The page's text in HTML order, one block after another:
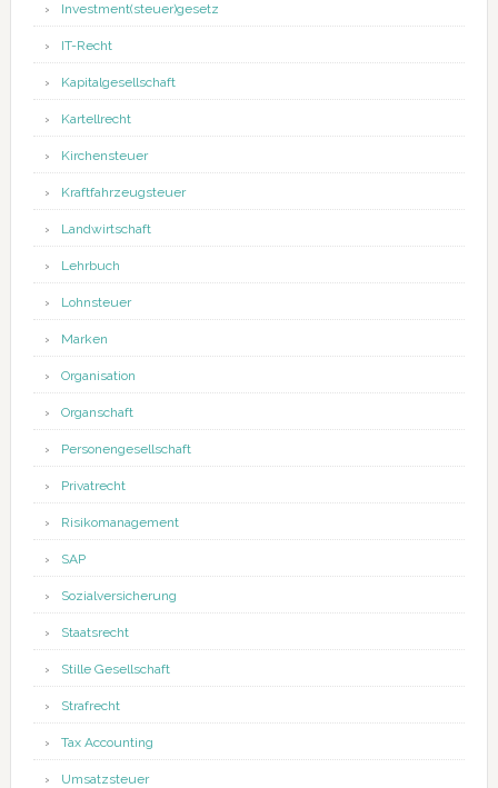
Investment(steuer)gesetz
IT-Recht
Kapitalgesellschaft
Kartellrecht
Kirchensteuer
Kraftfahrzeugsteuer
Landwirtschaft
Lehrbuch
Lohnsteuer
Marken
Organisation
Organschaft
Personengesellschaft
Privatrecht
Risikomanagement
SAP
Sozialversicherung
Staatsrecht
Stille Gesellschaft
Strafrecht
Tax Accounting
Umsatzsteuer